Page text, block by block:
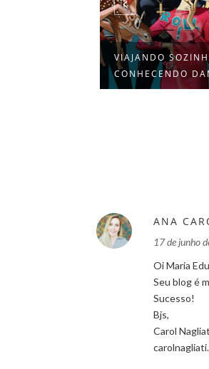
VIAJANDO
CONHECENDO
ANA
17 de junho
Oi Maria
Seu blog é
Sucesso!
Bjs,
Carol